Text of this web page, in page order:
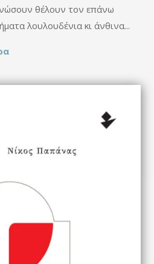
θέλουν τον επάνω
λουλουδένια κι άνθινα...